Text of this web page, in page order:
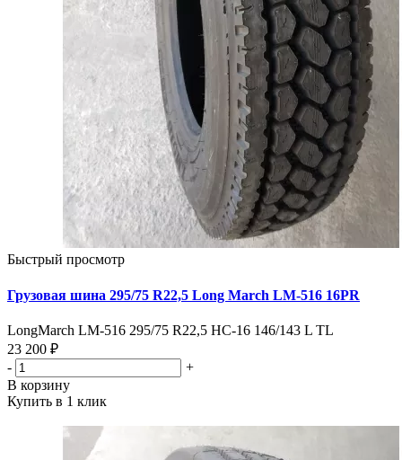
Быстрый просмотр
Грузовая шина 295/75 R22,5 Long March LM-516 16PR
LongMarch LM-516 295/75 R22,5 НС-16 146/143 L TL
23 200 ₽
-
+
В корзину
Купить в 1 клик